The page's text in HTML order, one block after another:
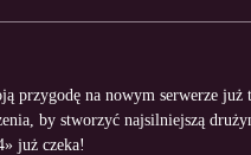
przygodę na nowym serwerze już
by stworzyć najsilniejszą
już czeka!